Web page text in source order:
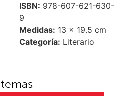
ISBN: 978-607-621-630-
9
Medidas: 13 × 19.5 cm
Categoría: Literario
temas